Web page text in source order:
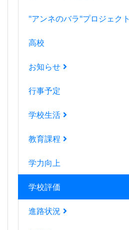
"アンネのバラ"プロジェクト
高校
お知らせ
行事予定
学校生活
教育課程
学力向上
学校評価
進路状況